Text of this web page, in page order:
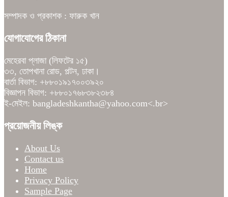
সম্পাদক ও প্রকাশক : ফারুক খান
যোগাযোগের ঠিকানা
মেহেরবা প্লাজা (লিফটের ১৫)
৩৩, তোপখানা রোড, পল্টন, ঢাকা।
বার্তা বিভাগ: +৮৮০১৯১৭০০৩৯২০
বিজ্ঞাপন বিভাগ: +৮৮০১৭৬৮৩৮২৩৮৪
ই-মেইল: bangladeshkantha@yahoo.com<.br>
প্রয়োজনীয় লিঙ্ক
About Us
Contact us
Home
Privacy Policy
Sample Page